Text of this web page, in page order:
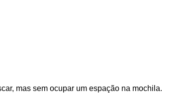
mas sem ocupar um espação na mochila.